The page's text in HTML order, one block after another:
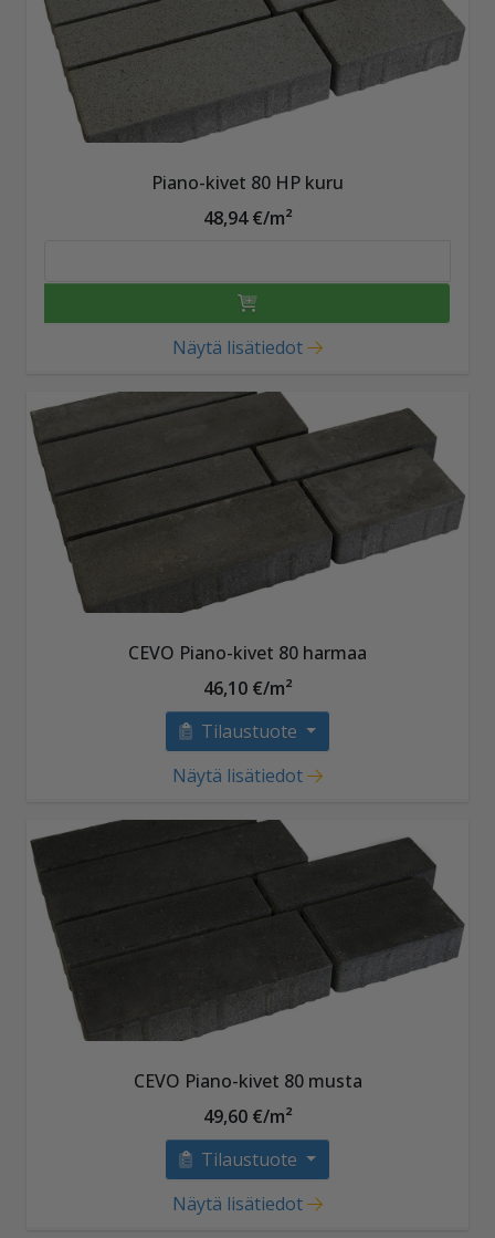
Piano-kivet 80 HP kuru
48,94 €/m²
Näytä lisätiedot
CEVO Piano-kivet 80 harmaa
46,10 €/m²
Tilaustuote
Näytä lisätiedot
CEVO Piano-kivet 80 musta
49,60 €/m²
Tilaustuote
Näytä lisätiedot